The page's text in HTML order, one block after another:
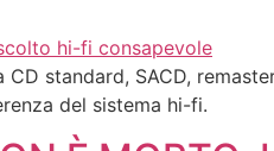
standard, SACD,
del sistema hi-fi.